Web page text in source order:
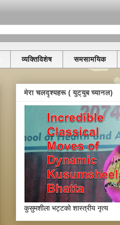
व्यक्तिविशेष समसामयिक
मेरा चलदृश्यहरू ( युट्युब च्यानल)
कुसुमशीला भट्टकाे शास्त्रीय नृत्य